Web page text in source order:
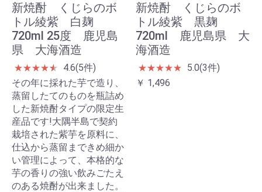
新焼酎 くじらのボ
トル綾紫 白麹
720ml 25度 鹿児島
県 大海酒造
★★★★★
★
4.6(5件)
その年に採れた芋で造り、
蒸留したてのものを瓶詰め
した新焼酎タイプの限定生
産品です!大隅半島で契約
栽培された紫芋を原料に、
仕込から蒸留まできめ細か
い管理によって、本格的な
芋の香りの強い飲みごたえ
のある焼酎が出来ました。
新焼酎 くじらのボ
トル綾紫 黒麹
720ml 鹿児島県 大
海酒造
★★★★★
5.0(3件)
￥ 1,496